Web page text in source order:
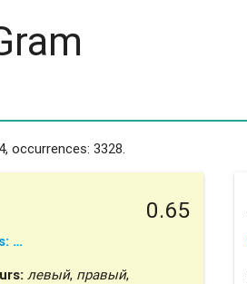
occurrences: 3328.
0.65
…
левый, правый,